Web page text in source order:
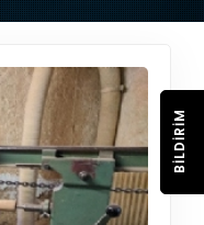
BILDIRIM